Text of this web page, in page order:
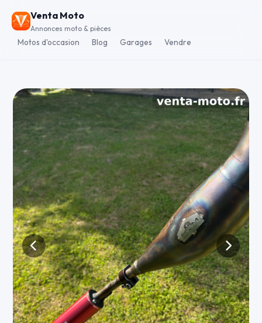
Venta Moto
Annonces moto & pièces
Motos d'occasion Blog Garages Vendre